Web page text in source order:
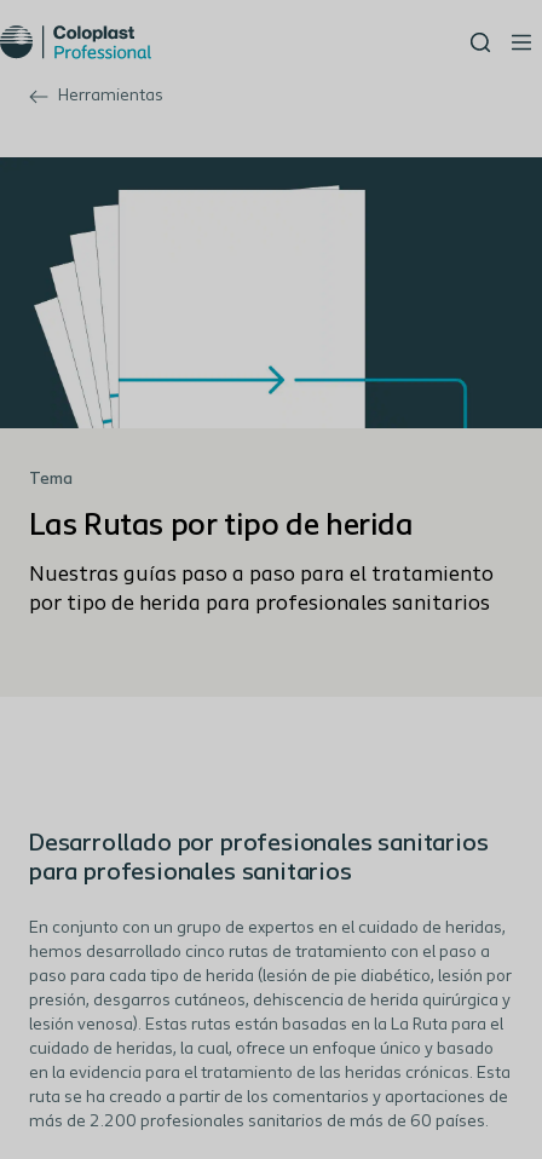
Herramientas
Tema
Las Rutas por tipo de herida
Nuestras guías paso a paso para el tratamiento
por tipo de herida para profesionales sanitarios
Desarrollado por profesionales sanitarios
para profesionales sanitarios
En conjunto con un grupo de expertos en el cuidado de heridas,
hemos desarrollado cinco rutas de tratamiento con el paso a
paso para cada tipo de herida (lesión de pie diabético, lesión por
presión, desgarros cutáneos, dehiscencia de herida quirúrgica y
lesión venosa). Estas rutas están basadas en la La Ruta para el
cuidado de heridas, la cual, ofrece un enfoque único y basado
en la evidencia para el tratamiento de las heridas crónicas. Esta
ruta se ha creado a partir de los comentarios y aportaciones de
más de 2.200 profesionales sanitarios de más de 60 países.